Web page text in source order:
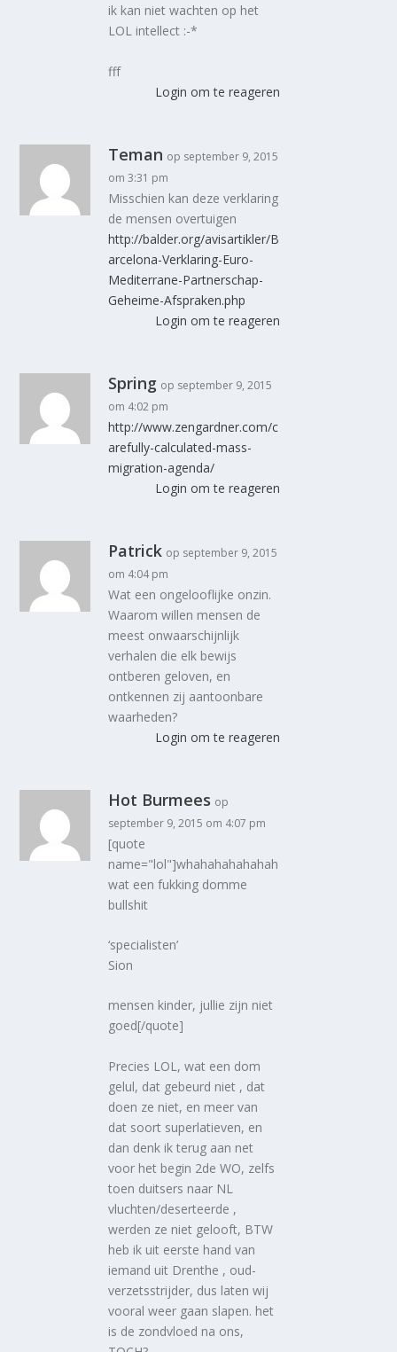
ik kan niet wachten op het
LOL intellect :-*
fff
Login om te reageren
Teman op september 9, 2015
om 3:31 pm
Misschien kan deze verklaring
de mensen overtuigen
http://balder.org/avisartikler/B
arcelona-Verklaring-Euro-
Mediterrane-Partnerschap-
Geheime-Afspraken.php
Login om te reageren
Spring op september 9, 2015
om 4:02 pm
http://www.zengardner.com/c
arefully-calculated-mass-
migration-agenda/
Login om te reageren
Patrick op september 9, 2015
om 4:04 pm
Wat een ongelooflijke onzin.
Waarom willen mensen de
meest onwaarschijnlijk
verhalen die elk bewijs
ontberen geloven, en
ontkennen zij aantoonbare
waarheden?
Login om te reageren
Hot Burmees op
september 9, 2015 om 4:07 pm
[quote
name="lol"]whahahahahahah
wat een fukking domme
bullshit
‘specialisten’
Sion
mensen kinder, jullie zijn niet
goed[/quote]
Precies LOL, wat een dom
gelul, dat gebeurd niet , dat
doen ze niet, en meer van
dat soort superlatieven, en
dan denk ik terug aan net
voor het begin 2de WO, zelfs
toen duitsers naar NL
vluchten/deserteerde ,
werden ze niet gelooft, BTW
heb ik uit eerste hand van
iemand uit Drenthe , oud-
verzetsstrijder, dus laten wij
vooral weer gaan slapen. het
is de zondvloed na ons,